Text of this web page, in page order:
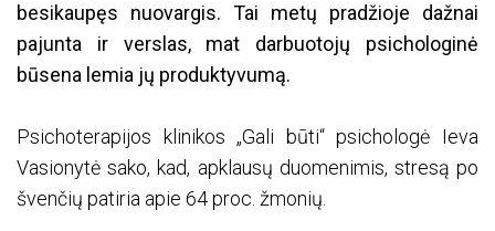
besikaupęs nuovargis. Tai metų pradžioje dažnai
pajunta ir verslas, mat darbuotojų psichologinė
būsena lemia jų produktyvumą.
Psichoterapijos klinikos „Gali būti“ psichologė Ieva
Vasionytė sako, kad, apklausų duomenimis, stresą po
švenčių patiria apie 64 proc. žmonių.